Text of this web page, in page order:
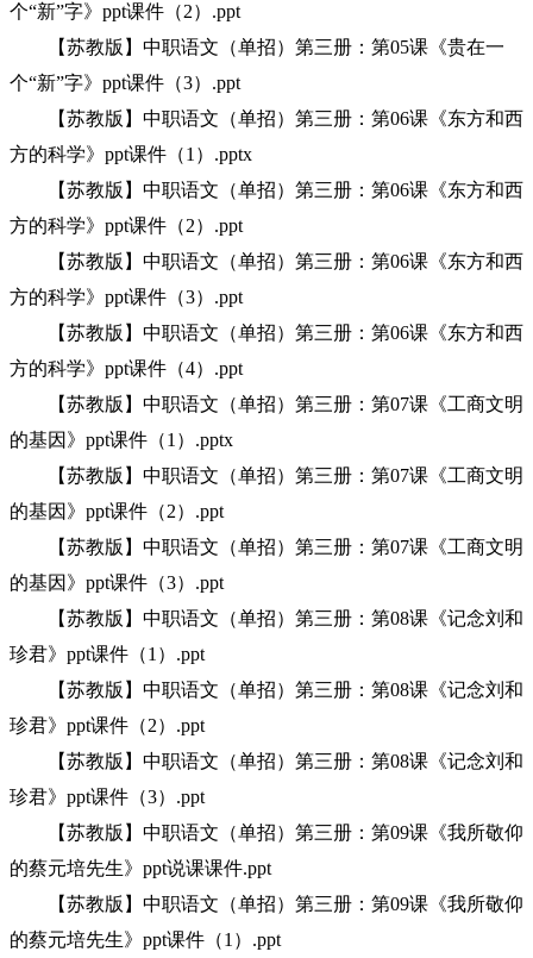
个“新”字》ppt课件（2）.ppt
【苏教版】中职语文（单招）第三册：第05课《贵在一
个“新”字》ppt课件（3）.ppt
【苏教版】中职语文（单招）第三册：第06课《东方和西
方的科学》ppt课件（1）.pptx
【苏教版】中职语文（单招）第三册：第06课《东方和西
方的科学》ppt课件（2）.ppt
【苏教版】中职语文（单招）第三册：第06课《东方和西
方的科学》ppt课件（3）.ppt
【苏教版】中职语文（单招）第三册：第06课《东方和西
方的科学》ppt课件（4）.ppt
【苏教版】中职语文（单招）第三册：第07课《工商文明
的基因》ppt课件（1）.pptx
【苏教版】中职语文（单招）第三册：第07课《工商文明
的基因》ppt课件（2）.ppt
【苏教版】中职语文（单招）第三册：第07课《工商文明
的基因》ppt课件（3）.ppt
【苏教版】中职语文（单招）第三册：第08课《记念刘和
珍君》ppt课件（1）.ppt
【苏教版】中职语文（单招）第三册：第08课《记念刘和
珍君》ppt课件（2）.ppt
【苏教版】中职语文（单招）第三册：第08课《记念刘和
珍君》ppt课件（3）.ppt
【苏教版】中职语文（单招）第三册：第09课《我所敬仰
的蔡元培先生》ppt说课课件.ppt
【苏教版】中职语文（单招）第三册：第09课《我所敬仰
的蔡元培先生》ppt课件（1）.ppt